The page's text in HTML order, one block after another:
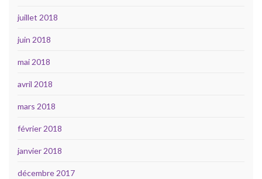
juillet 2018
juin 2018
mai 2018
avril 2018
mars 2018
février 2018
janvier 2018
décembre 2017